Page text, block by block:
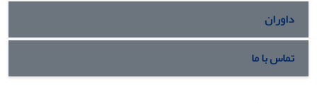
داوران
تماس با ما